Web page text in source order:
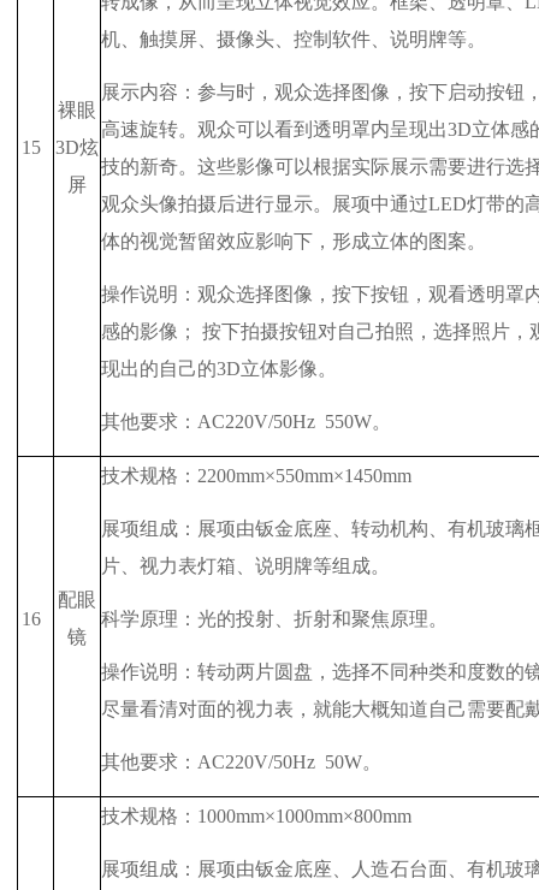
15
裸眼
3D炫
屏
机、触摸屏、摄像头、控制软件、说明牌等。
展示内容：参与时，观众选择图像，按下启动按钮
高速旋转。观众可以看到透明罩内呈现出3D立体感
技的新奇。这些影像可以根据实际展示需要进行选
观众头像拍摄后进行显示。展项中通过LED灯带的
体的视觉暂留效应影响下，形成立体的图案。
操作说明：观众选择图像，按下按钮，观看透明罩
感的影像； 按下拍摄按钮对自己拍照，选择照片，
现出的自己的3D立体影像。
其他要求： AC220V/50Hz 550W。
16
配眼
镜
技术规格： 2200mm×550mm×1450mm
展项组成：展项由钣金底座、转动机构、有机玻璃
片、视力表灯箱、说明牌等组成。
科学原理：光的投射、折射和聚焦原理。
操作说明：转动两片圆盘，选择不同种类和度数的
尽量看清对面的视力表，就能大概知道自己需要配
其他要求： AC220V/50Hz 50W。
技术规格： 1000mm×1000mm×800mm
展项组成：展项由钣金底座、人造石台面、有机玻